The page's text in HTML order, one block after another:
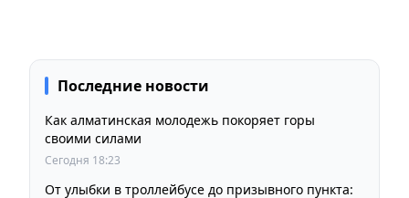
Последние новости
Как алматинская молодежь покоряет горы
своими силами
Сегодня 18:23
От улыбки в троллейбусе до призывного пункта: